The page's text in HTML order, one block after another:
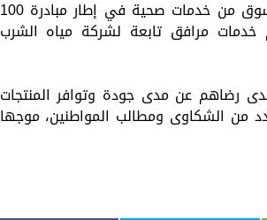
كما تفقد سيادته الخدمات المجانية التي يتم تقديمها لرواد السوق من خدمات صحية في إطار مبادرة 100
خدمات مرافق تابعة لشركة مياه الشرب
رضاهم عن مدى جودة وتوافر المنتجات
من الشكاوى ومطالب المواطنين، موجها